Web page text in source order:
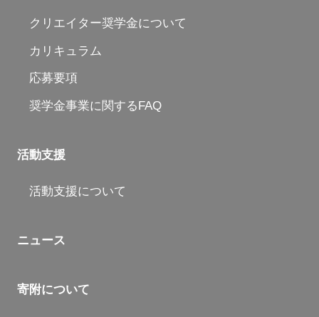
クリエイター奨学金について
カリキュラム
応募要項
奨学金事業に関するFAQ
活動支援
活動支援について
ニュース
寄附について